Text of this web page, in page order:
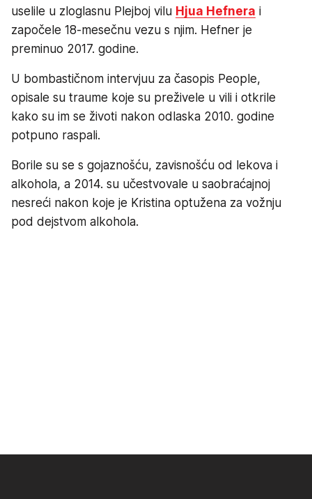
uselile u zloglasnu Plejboj vilu Hjua Hefnera i
započele 18-mesečnu vezu s njim. Hefner je
preminuo 2017. godine.
U bombastičnom intervjuu za časopis People,
opisale su traume koje su preživele u vili i otkrile
kako su im se životi nakon odlaska 2010. godine
potpuno raspali.
Borile su se s gojaznošću, zavisnošću od lekova i
alkohola, a 2014. su učestvovale u saobraćajnoj
nesreći nakon koje je Kristina optužena za vožnju
pod dejstvom alkohola.